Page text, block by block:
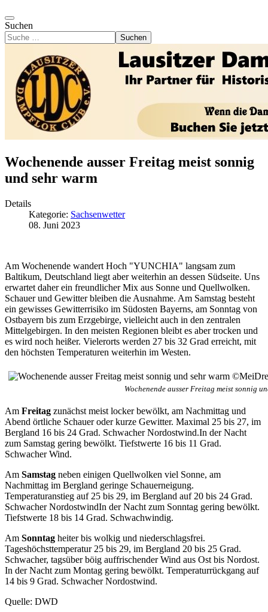
Suchen
Suchen
Wochenende ausser Freitag meist sonnig
und sehr warm
Details
Kategorie: Sachsenwetter
08. Juni 2023
Am Wochenende wandert Hoch "YUNCHIA" langsam zum
Baltikum, Deutschland liegt aber weiterhin an dessen Südseite. Uns
erwartet daher ein freundlicher Mix aus Sonne und Quellwolken.
Schauer und Gewitter bleiben die Ausnahme. Am Samstag besteht
ein gewisses Gewitterrisiko im Südosten Bayerns, am Sonntag von
Ostbayern bis zum Erzgebirge, vielleicht auch in den zentralen
Mittelgebirgen. In den meisten Regionen bleibt es aber trocken und
es wird noch heißer. Vielerorts werden 27 bis 32 Grad erreicht, mit
den höchsten Temperaturen weiterhin im Westen.
Wochenende ausser Freitag meist sonnig
Am Freitag zunächst meist locker bewölkt, am Nachmittag und
Abend örtliche Schauer oder kurze Gewitter. Maximal 25 bis 27, im
Bergland 16 bis 24 Grad. Schwacher Nordostwind.In der Nacht
zum Samstag gering bewölkt. Tiefstwerte 16 bis 11 Grad.
Schwacher Wind.
Am Samstag neben einigen Quellwolken viel Sonne, am
Nachmittag im Bergland geringe Schauerneigung.
Temperaturanstieg auf 25 bis 29, im Bergland auf 20 bis 24 Grad.
Schwacher NordostwindIn der Nacht zum Sonntag gering bewölkt.
Tiefstwerte 18 bis 14 Grad. Schwachwindig.
Am Sonntag heiter bis wolkig und niederschlagsfrei.
Tageshöchsttemperatur 25 bis 29, im Bergland 20 bis 25 Grad.
Schwacher, tagsüber böig auffrischender Wind aus Ost bis Nordost.
In der Nacht zum Montag gering bewölkt. Temperaturrückgang auf
14 bis 9 Grad. Schwacher Nordostwind.
Quelle: DWD